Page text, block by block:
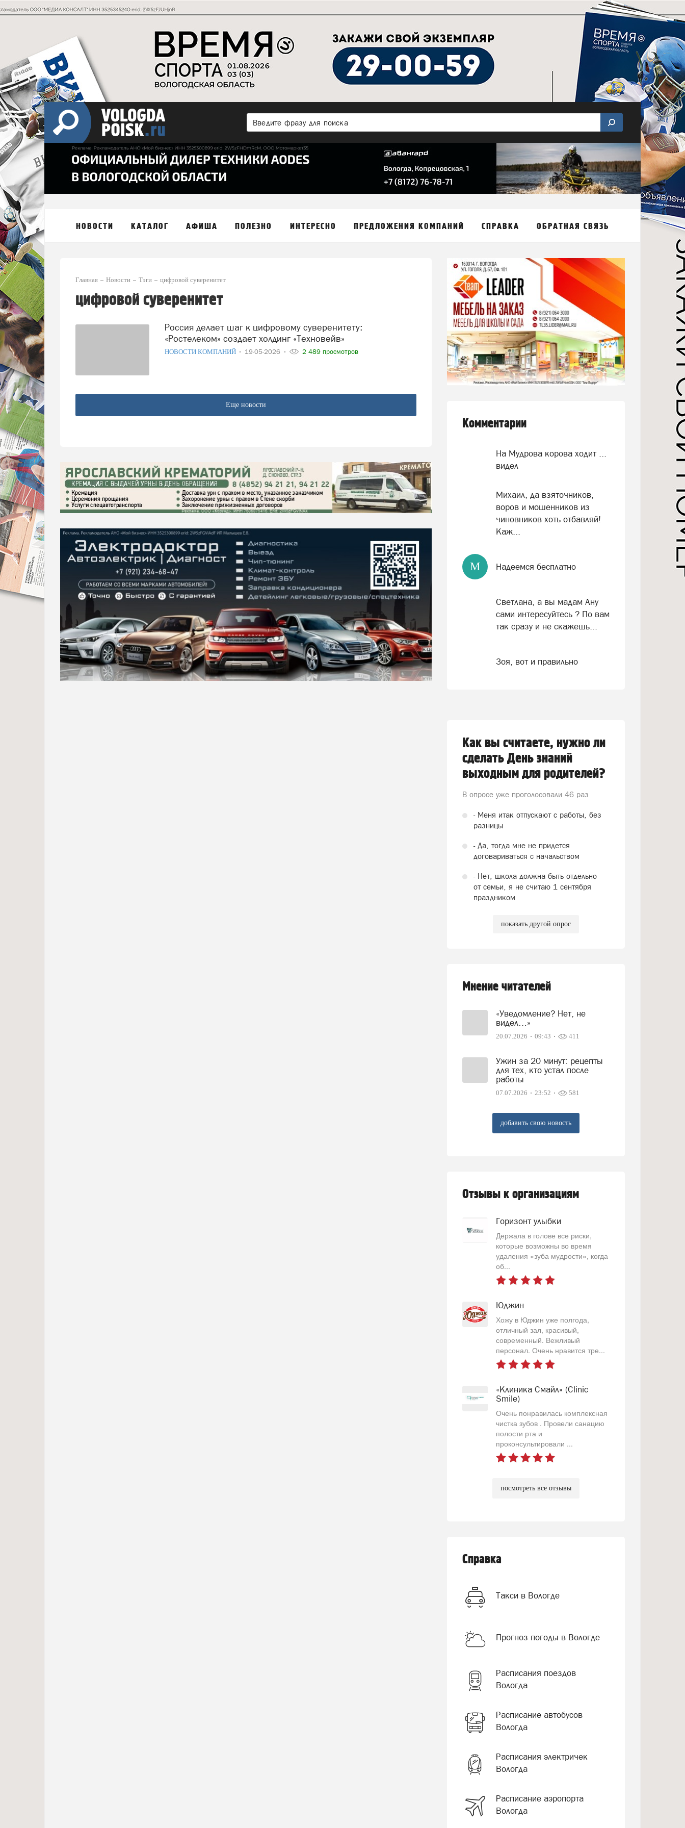
НОВОСТИ КАТАЛОГ АФИША ПОЛЕЗНО ИНТЕРЕСНО ПРЕДЛОЖЕНИЯ КОМПАНИЙ СПРАВКА ОБРАТНАЯ СВЯЗЬ
Главная Новости Тэги цифровой суверенитет
цифровой суверенитет
Россия делает шаг к цифровому суверенитету:
«Ростелеком» создает холдинг «Техновейв»
НОВОСТИ КОМПАНИЙ 19-05-2026 2 489 просмотров
Еще новости
Комментарии
На Мудрова корова ходит ...
видел
Михаил, да взяточников,
воров и мошенников из
чиновников хоть отбавляй!
Каж...
М Надеемся бесплатно
Светлана, а вы мадам Ану
сами интересуйтесь ? По вам
так сразу и не скажешь...
Зоя, вот и правильно
Как вы считаете, нужно ли
сделать День знаний
выходным для родителей?
В опросе уже проголосовали 46 раз
- Меня итак отпускают с работы, без
разницы
- Да, тогда мне не придется
договариваться с начальством
- Нет, школа должна быть отдельно
от семьи, я не считаю 1 сентября
праздником
показать другой опрос
Мнение читателей
«Уведомление? Нет, не
видел…»
20.07.2026 09:43 411
Ужин за 20 минут: рецепты
для тех, кто устал после
работы
07.07.2026 23:52 581
добавить свою новость
Отзывы к организациям
Горизонт улыбки
Держала в голове все риски,
которые возможны во время
удаления «зуба мудрости», когда
об...
Юджин
Хожу в Юджин уже полгода,
отличный зал, красивый,
современный. Вежливый
персонал. Очень нравится тре...
«Клиника Смайл» (Clinic
Smile)
Очень понравилась комплексная
чистка зубов . Провели санацию
полости рта и
проконсультировали ...
посмотреть все отзывы
Справка
Такси в Вологде
Прогноз погоды в Вологде
Расписания поездов
Вологда
Расписание автобусов
Вологда
Расписания электричек
Вологда
Расписание аэропорта
Вологда